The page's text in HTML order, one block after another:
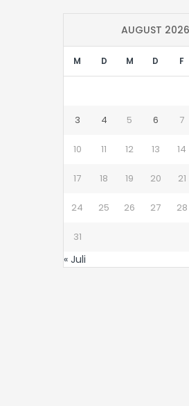
AUGUST 2026
M D M D F
3 4 5 6 7
10 11 12 13 14
17 18 19 20 21
24 25 26 27 28
31
« Juli